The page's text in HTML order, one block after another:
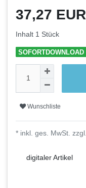
37,27 EUR
Inhalt 1 Stück
SOFORTDOWNLOAD
Wunschliste
* inkl. ges. MwSt. zzgl.
digitaler Artikel